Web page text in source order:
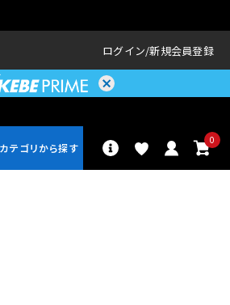
ログイン 新規会員登録
0